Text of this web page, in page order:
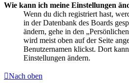
Wie kann ich meine Einstellungen
Wenn du dich registriert hast,
in der Datenbank des Boards
ändern, gehe in den
wird meist oben auf der Seite
Benutzernamen klickst. Dort
Einstellungen ändern.
Nach oben